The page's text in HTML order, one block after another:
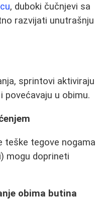
, duboki čučnjevi sa
razvijati unutrašnju
sprintovi aktiviraju
povećavaju u obimu.
teške tegove nogama
mogu doprineti
obima butina